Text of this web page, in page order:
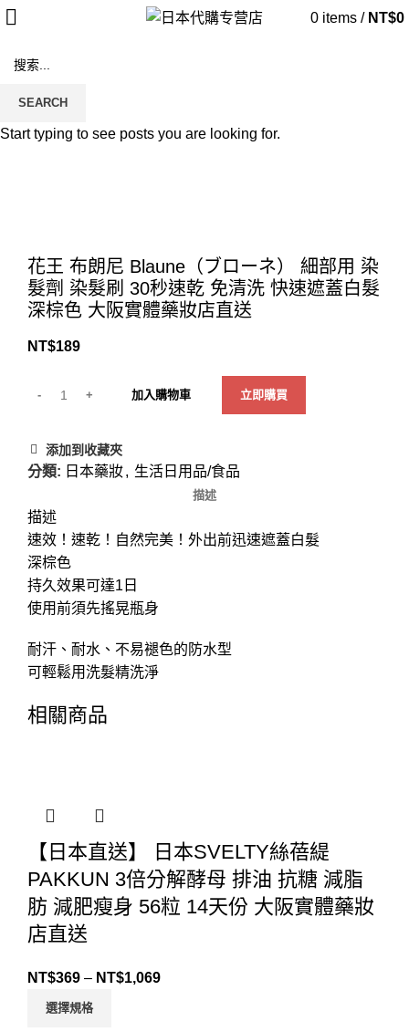
0 items / NT$0
花王 布朗尼 Blaune（ブローネ） 細部用 染
髮劑 染髮刷 30秒速乾 免清洗 快速遮蓋白髮
深棕色 大阪實體藥妝店直送
NT$189
加入購物車 立即購買
添加到收藏夾
分類: 日本藥妝, 生活日用品/食品
描述
描述
速效！速乾！自然完美！外出前迅速遮蓋白髮
深棕色
持久效果可達1日
使用前須先搖晃瓶身
耐汗、耐水、不易褪色的防水型
可輕鬆用洗髮精洗淨
相關商品
【日本直送】 日本SVELTY絲蓓緹
PAKKUN 3倍分解酵母 排油 抗糖 減脂
肪 減肥瘦身 56粒 14天份 大阪實體藥妝
店直送
NT$369 – NT$1,069
選擇規格
SEARCH
Start typing to see posts you are looking for.